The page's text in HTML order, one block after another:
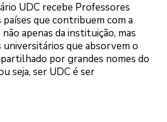
UDC recebe Professores
que contribuem com a
apenas da instituição, mas
que absorvem o
por grandes nomes do
seja, ser UDC é ser